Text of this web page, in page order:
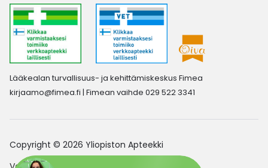
Lääkealan turvallisuus- ja kehittämiskeskus Fimea
kirjaamo@fimea.fi | Fimean vaihde 029 522 3341
Copyright © 2026 Yliopiston Apteekki